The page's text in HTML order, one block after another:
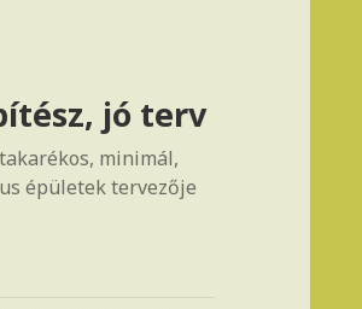
jó terv
minimál,
épületek tervezője